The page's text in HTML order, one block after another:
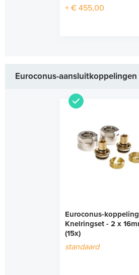
+ € 455,00
Euroconus-aansluitkoppelingen
Euroconus-
Knelringset - 2 x
(15x)
standaard